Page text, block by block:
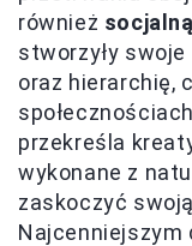
również
stworzyły
oraz hierarchię,
przekreśla
wykonane z
zaskoczyć
Najcenniejszym